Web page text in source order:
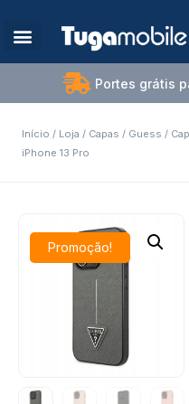
Portes grátis
Início / Loja / Capas / Guess /
iPhone 13 Pro
Promoção!